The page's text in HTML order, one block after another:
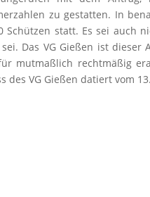
zu gestatten. In
Schützen statt. Es sei auch
Das VG Gießen ist
mutmaßlich rechtmäßig
des VG Gießen datiert vom